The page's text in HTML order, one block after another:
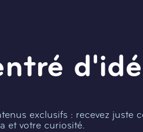
exclusifs : recevez juste
et votre curiosité.